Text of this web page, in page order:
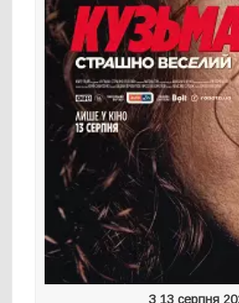
З 13 серпня